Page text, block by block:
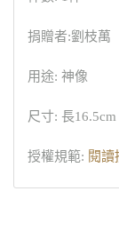
捐贈者:劉枝萬
用途: 神像
尺寸: 長
授權規範: 閱讀